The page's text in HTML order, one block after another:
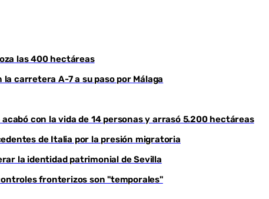
las 400 hectáreas
carretera A-7 a su paso por Málaga
acabó con la vida de 14 personas y arrasó 5.200 hectáreas
de Italia por la presión migratoria
la identidad patrimonial de Sevilla
fronterizos son "temporales"